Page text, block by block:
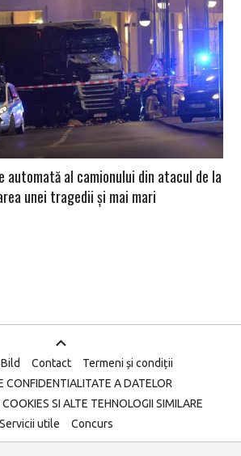
automată al camionului din atacul de la
unei tragedii și mai mari
Contact
Termeni și condiții
CONFIDENTIALITATE A DATELOR
SI ALTE TEHNOLOGII SIMILARE
Servicii utile
Concurs